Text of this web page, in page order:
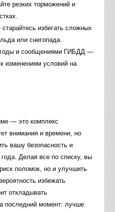
резких торможений и
избегать сложных
или снегопада.
и сообщениями ГИБДД —
изменениям условий на
— это комплекс
внимания и времени, но
вашу безопасность и
Делая все по списку, вы
поломок, но и улучшить
избежать
откладывать
последний момент: лучше